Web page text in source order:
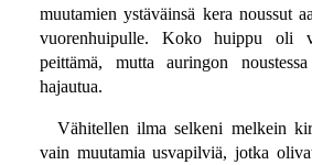
muutamien ystäväinsä kera noussut
vuorenhuipulle. Koko huippu oli
peittämä, mutta auringon
hajautua.
Vähitellen ilma selkeni melkein
vain muutamia usvapilviä, jotka